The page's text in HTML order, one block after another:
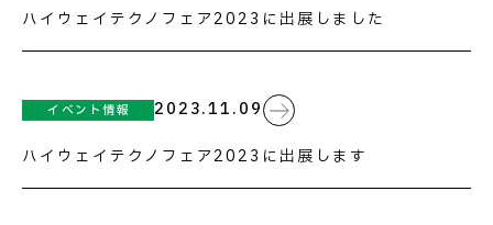
ハイウェイテクノフェア2023に出展しました
イベント情報 2023.11.09
ハイウェイテクノフェア2023に出展します